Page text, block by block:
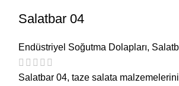
Salatbar 04
Endüstriyel Soğutma Dolapları,
Salatbar 04, taze salata